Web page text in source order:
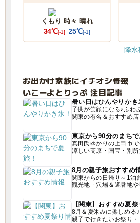
くもり 時々 晴れ
34℃[-1] 25℃[-1]
降
お出かけ家族にイチオシ情報
いこーよとりっぷ 注目記事
暑い日はひんやりかき
子供が笑顔になる♪ふわ
関東の有名＆おすすめ
東京から90分のまちで
真田氏ゆかりの上田市
涼しい高原・国宝・別
8月の親子旅おすすめ
関東からの日帰り～1泊
観光地・穴場＆避暑地や
【関東】おすすめ夏祭
8月＆夏休みに楽しめる♪
親子で行きたいお祭り